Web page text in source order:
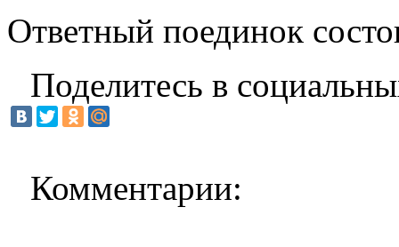
Ответный поединок
Поделитесь в
Комментарии: